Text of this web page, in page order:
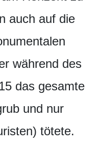
auch auf die
während des
das gesamte
und nur
tötete.